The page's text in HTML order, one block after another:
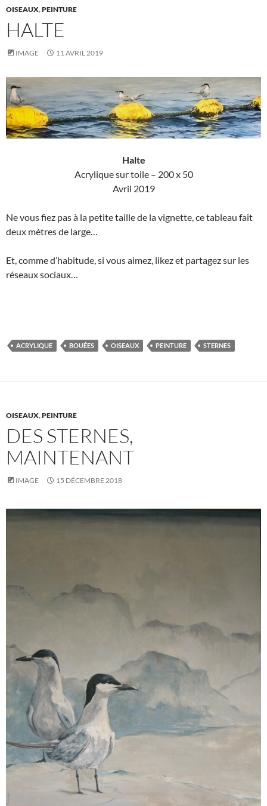
OISEAUX,PEINTURE
HALTE
IMAGE 11 AVRIL 2019
Halte
Acrylique sur toile – 200 x 50
Avril 2019
Ne vous fiez pas à la petite taille de la vignette, ce tableau fait
deux mètres de large…
Et, comme d’habitude, si vous aimez, likez et partagez sur les
réseaux sociaux…
ACRYLIQUE BOUÉES OISEAUX PEINTURE STERNES
OISEAUX,PEINTURE
DES STERNES,
MAINTENANT
IMAGE 15 DÉCEMBRE 2018